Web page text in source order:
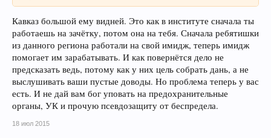
Кавказ большой ему видней. Это как в институте сначала ты
работаешь на зачётку, потом она на тебя. Сначала ребятишки
из данного региона работали на свой имидж, теперь имидж
помогает им зарабатывать. И как повернётся дело не
предсказать ведь, потому как у них цель собрать дань, а не
выслушивать ваши пустые доводы. Но проблема теперь у вас
есть. И не дай вам бог уповать на предохранительные
органы, УК и прочую псевдозащиту от беспредела.
18 июл 2015